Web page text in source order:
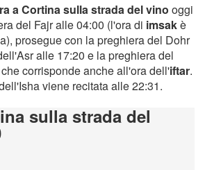
a Cortina sulla strada del vino oggi
del Fajr alle 04:00 (l'ora di imsakè
prosegue con la preghiera del Dohr
alle 17:20 e la preghiera del
corrisponde anche all'ora dell'iftar.
viene recitata alle 22:31.
sulla strada del